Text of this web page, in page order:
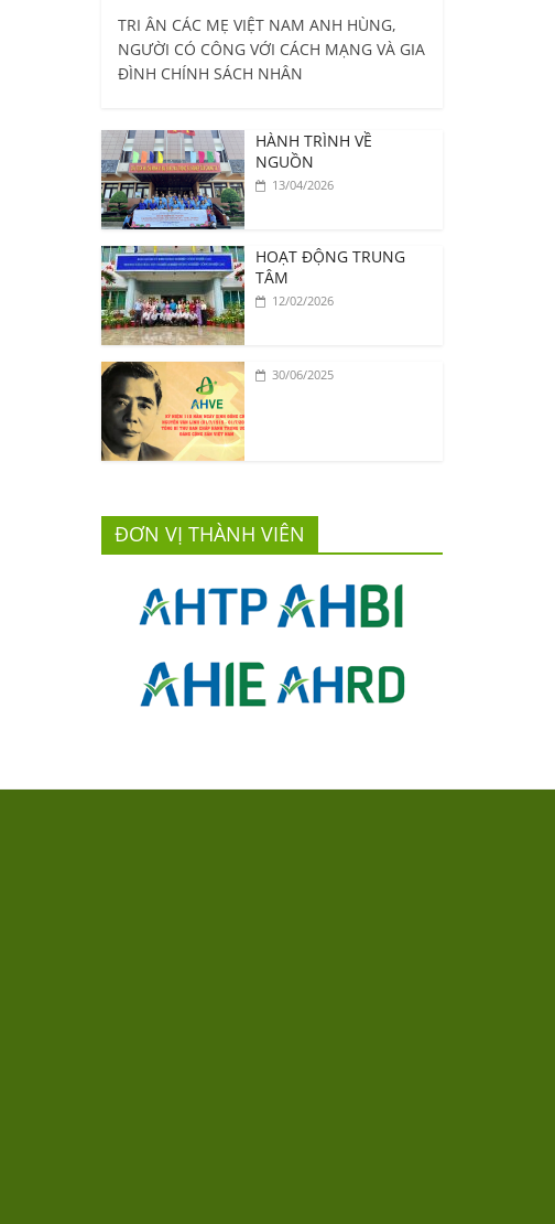
TRI ÂN CÁC MẸ VIỆT NAM ANH HÙNG,
NGƯỜI CÓ CÔNG VỚI CÁCH MẠNG VÀ GIA
ĐÌNH CHÍNH SÁCH NHÂN
HÀNH TRÌNH VỀ
NGUỒN
13/04/2026
HOẠT ĐỘNG TRUNG
TÂM
12/02/2026
30/06/2025
ĐƠN VỊ THÀNH VIÊN